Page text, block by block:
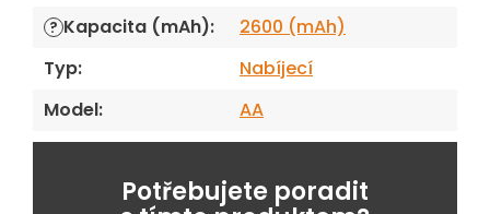
? Kapacita (mAh):
2600 (mAh)
Typ:
Nabíjecí
Model: AA
Potřebujete poradit